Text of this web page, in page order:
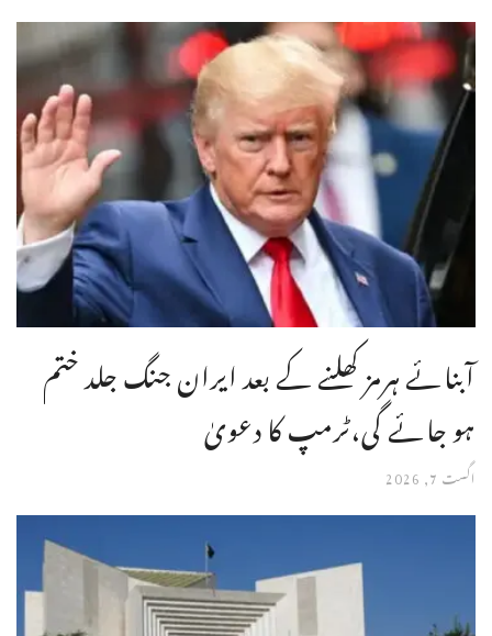
آبنائے ہرمز کھلنے کے بعد ایران جنگ جلد ختم
ہو جائے گی،ٹرمپ کا دعویٰ
اگست 7, 2026